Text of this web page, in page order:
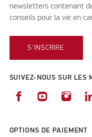
newsletters contenant
conseils pour la vie en
S'INSCRIRE
SUIVEZ-NOUS SUR LES
OPTIONS DE PAIEMENT